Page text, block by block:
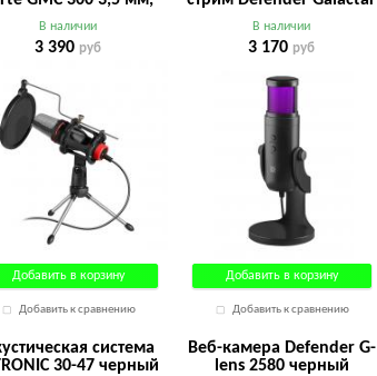
1.5 м (64630)
В наличии
3 390 руб
Добавить в корзину
Добавить к сравнению
GMC 250 USB
В наличии
3 170 руб
Добавить в корзину
Добавить к сравнению
система
30-47 черный
Веб-камера Defender G-
lens 2580 черный